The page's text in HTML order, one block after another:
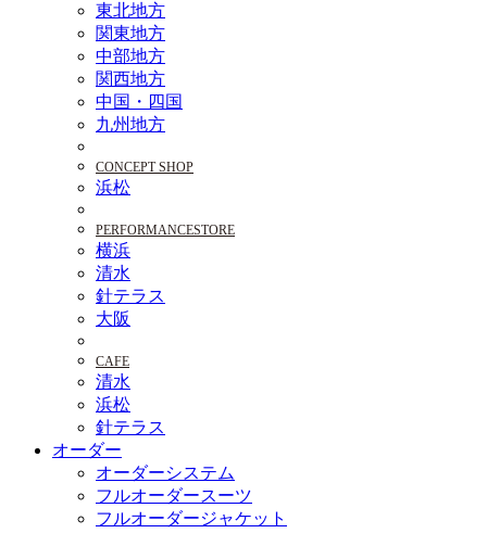
東北地方
関東地方
中部地方
関西地方
中国・四国
九州地方
CONCEPT SHOP
浜松
PERFORMANCESTORE
横浜
清水
針テラス
大阪
CAFE
清水
浜松
針テラス
オーダー
オーダーシステム
フルオーダースーツ
フルオーダージャケット